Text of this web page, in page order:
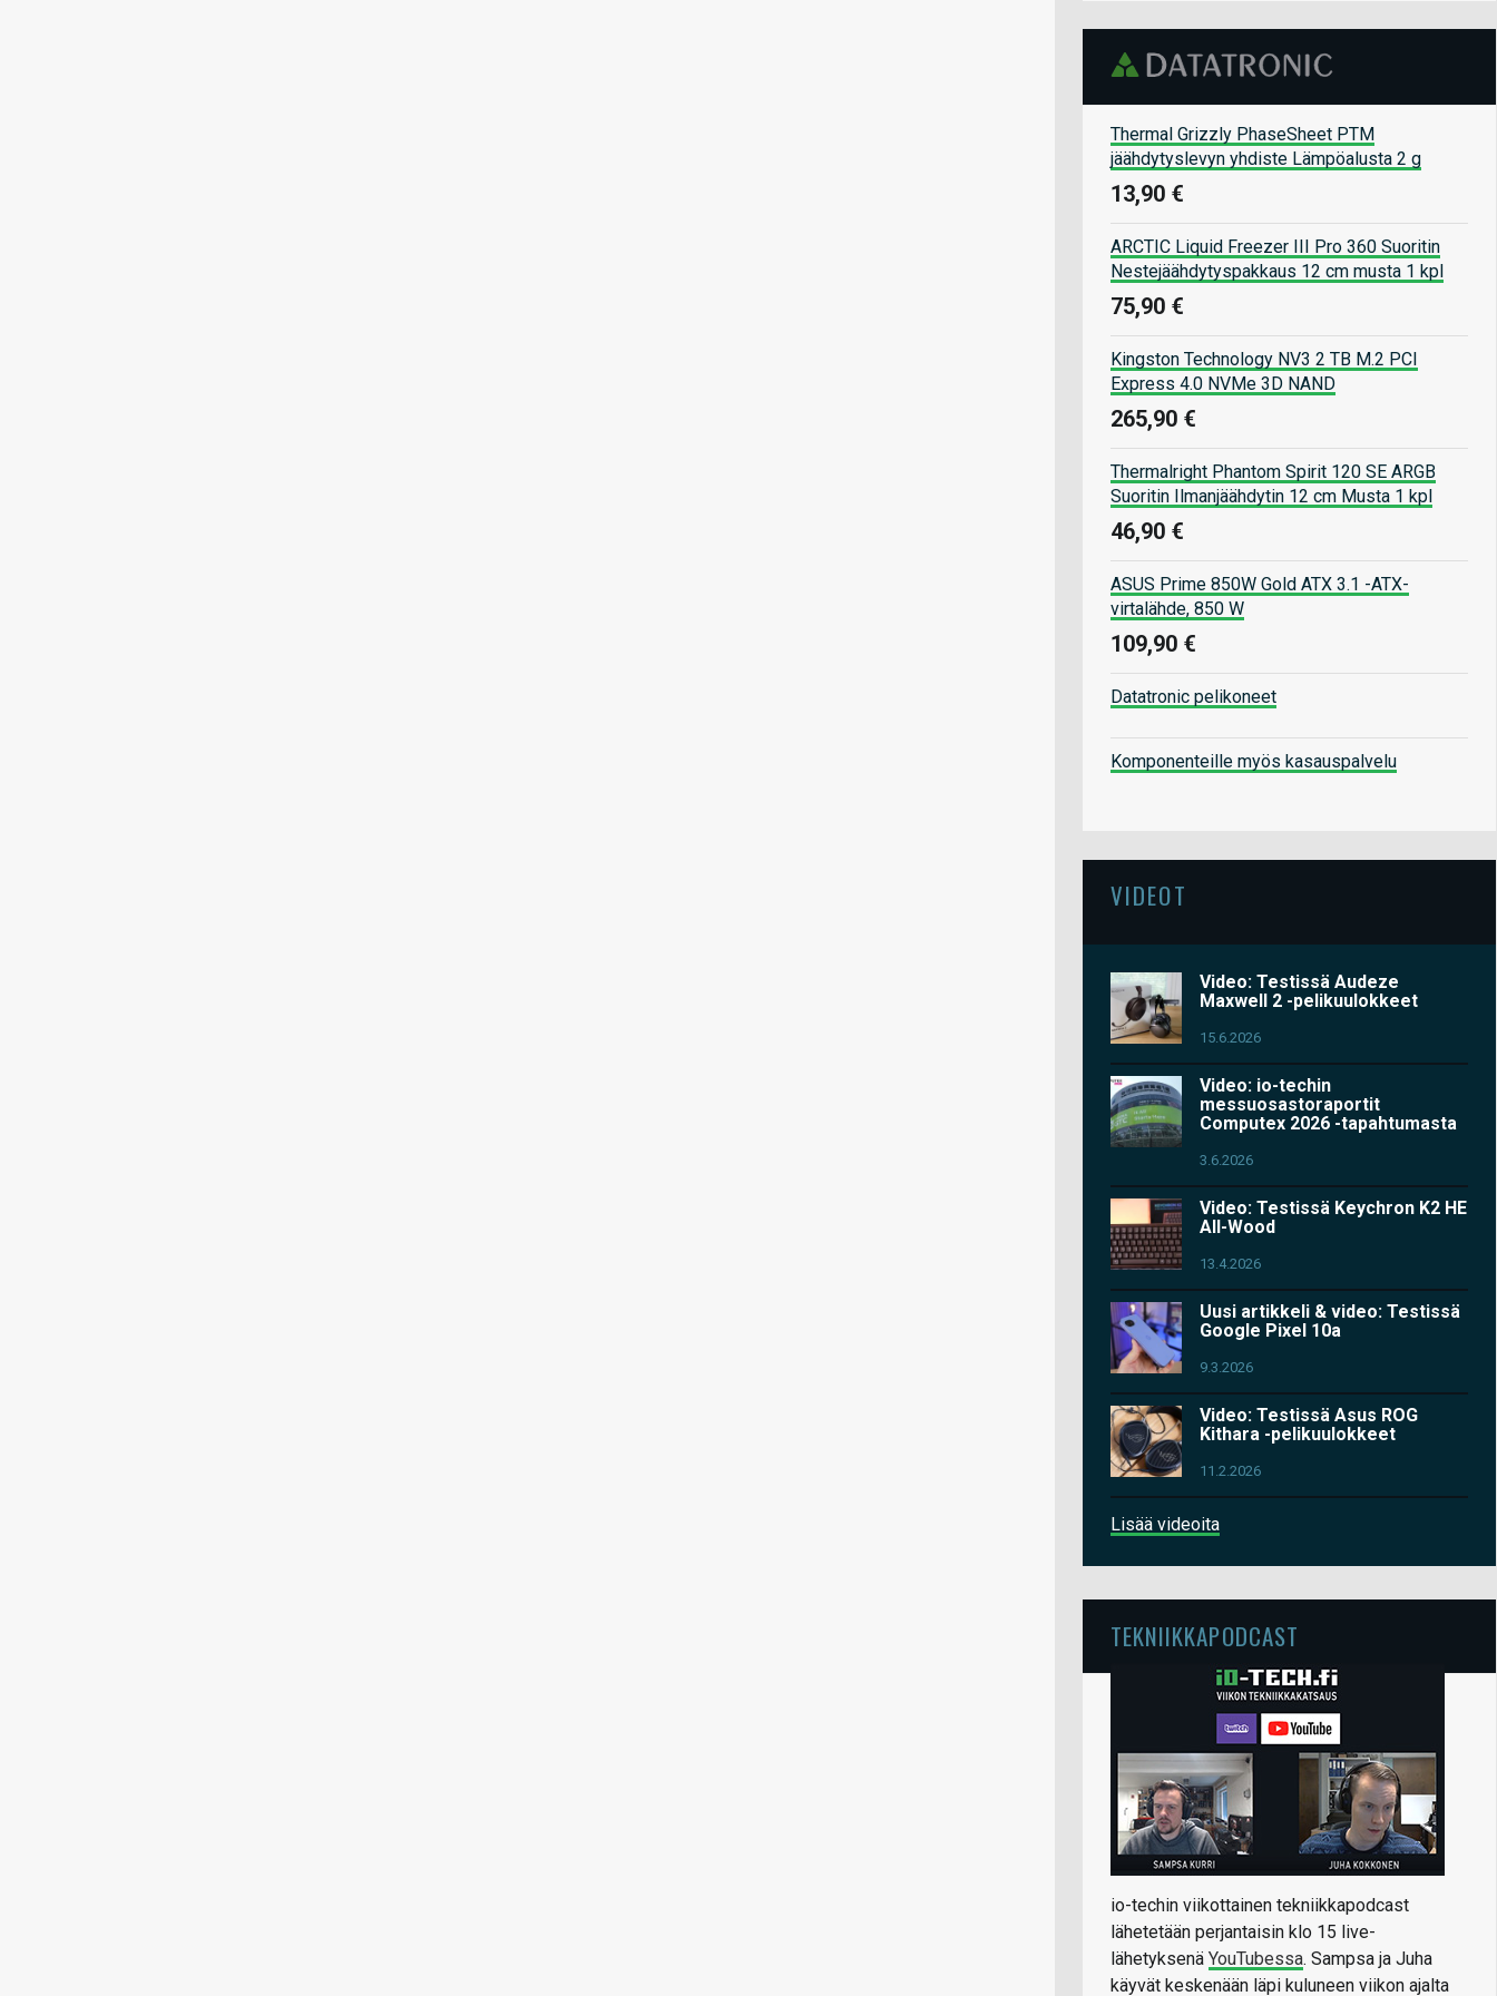
Thermal Grizzly PhaseSheet PTM
jäähdytyslevyn yhdiste Lämpöalusta 2 g
13,90 €
ARCTIC Liquid Freezer III Pro 360 Suoritin
Nestejäähdytyspakkaus 12 cm musta 1 kpl
75,90 €
Kingston Technology NV3 2 TB M.2 PCI
Express 4.0 NVMe 3D NAND
265,90 €
Thermalright Phantom Spirit 120 SE ARGB
Suoritin Ilmanjäähdytin 12 cm Musta 1 kpl
46,90 €
ASUS Prime 850W Gold ATX 3.1 -ATX-
virtalähde, 850 W
109,90 €
Datatronic pelikoneet
Komponenteille myös kasauspalvelu
VIDEOT
Video: Testissä Audeze
Maxwell 2 -pelikuulokkeet
15.6.2026
Video: io-techin
messuosastoraportit
Computex 2026 -tapahtumasta
3.6.2026
Video: Testissä Keychron K2 HE
All-Wood
13.4.2026
Uusi artikkeli & video: Testissä
Google Pixel 10a
9.3.2026
Video: Testissä Asus ROG
Kithara -pelikuulokkeet
11.2.2026
Lisää videoita
TEKNIIKKAPODCAST
io-techin viikottainen tekniikkapodcast
lähetetään perjantaisin klo 15 live-
lähetyksenä YouTubessa. Sampsa ja Juha
käyvät keskenään läpi kuluneen viikon ajalta